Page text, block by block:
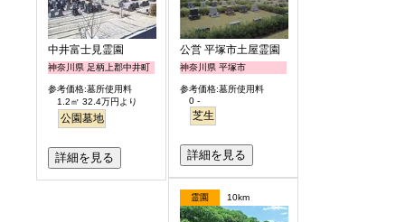
中井富士見霊園
神奈川県 足柄上郡中井町
参考価格:墓所使用料
1.2㎡ 32.4万円より
公園墓地
詳細を見る
公営 平塚市土屋霊園
神奈川県 平塚市
参考価格:墓所使用料
0 -
芝生
詳細を見る
霊園 10km